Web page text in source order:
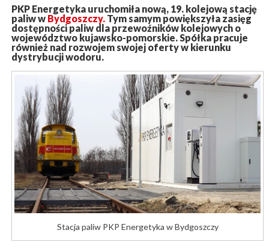
PKP Energetyka uruchomiła nową, 19. kolejową stację
paliw w Bydgoszczy.Tym samym powiększyła zasięg
dostępności paliw dla przewoźników kolejowych o
województwo kujawsko-pomorskie. Spółka pracuje
również nad rozwojem swojej oferty w kierunku
dystrybucji wodoru.
Stacja paliw PKP Energetyka w Bydgoszczy